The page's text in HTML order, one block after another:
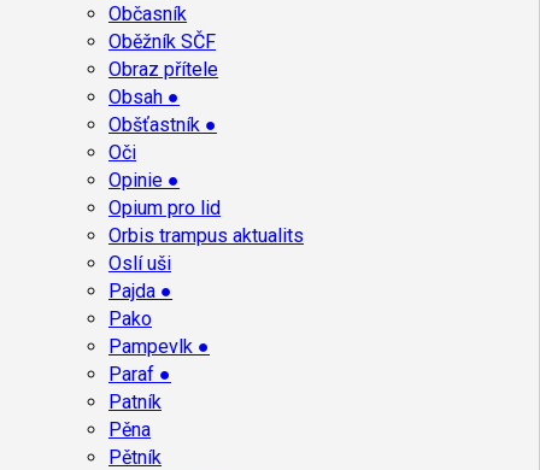
Občasník
Oběžník SČF
Obraz přítele
Obsah ●
Obšťastník ●
Oči
Opinie ●
Opium pro lid
Orbis trampus aktualits
Oslí uši
Pajda ●
Pako
Pampevlk ●
Paraf ●
Patník
Pěna
Pětník